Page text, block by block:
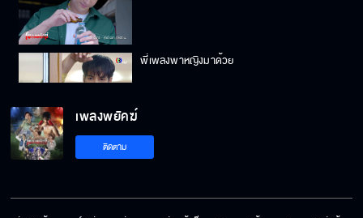
พี่เพลงพาหญิงมาด้วย
อย่ามายุ่งกับฉันดีกว่า
เพลงพยัคฆ์
ติดตาม